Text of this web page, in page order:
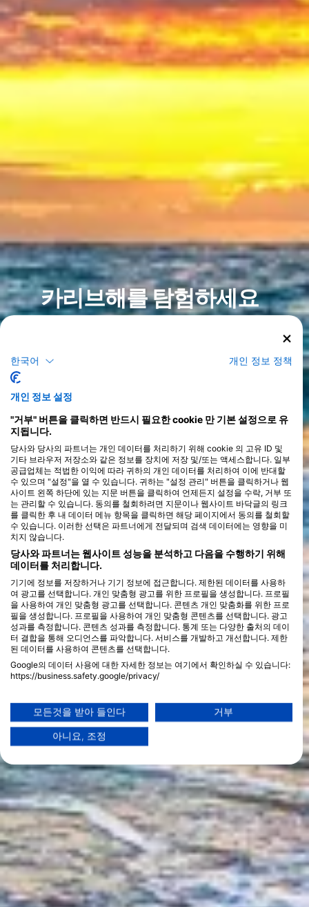
카리브해를 탐험하세요
치는 산호초를 자랑하는, 비교할 수 없는 수중 모험을 선사합니다.
따뜻하고 맑은 이 지역의 바닷물은 장난기 넘치는 돌고래와 위풍당
당한 바다거북부터 화려한 산호초 물고기와 신비로운 해마에 이르
기까지 눈부신 생물들의 서식지입니다. 아름다운 산호 정원, 웅장한
해저 절벽, 그리고 역사적인 난파선 등 카리브해만의 독특한 지형은
모든 경험 수준의 다이버들에게 다양한 다이빙 환경을 제공합니다.
절벽을 따라 펼쳐지는 스릴 넘치는 조류 다이빙이든, 얕은 산호초를
고요하게 탐험하는 것이든, 카리브해의 수중 풍경은 매혹적이면서
카리브해는 해안 다이빙부터 심해의 깨끗한 자연 그대로의 장소로
다이버들을 실어 나르는 보트 다이빙, 그리고 외딴 지역을 장기간
탐험할 수 있는 라이브어보드 투어까지 다양한 다이빙 스타일로 유
명합니다. 고래상어의 이동과 같은 계절별 특징은 카리브해의 매력
을 더하며, 이 온순한 거대 해양 생물과의 잊지 못할 만남을 선사합
니다. 또한, 일부 지역은 뛰어난 야간 다이빙으로 유명하여, 다이버
들은 밤의 바다가 선사하는 신비로운 광경을 목격하며 모험과 발견
의 즐거움을 만끽할 수 있습니다. 이처럼 풍부한 경험을 제공하는
카리브해는 전 세계 다이버들에게 꿈의 목적지로 남아 있습니다.
한국어 개인 정보 정책
개인 정보 설정
"거부" 버튼을 클릭하면 반드시 필요한 cookie 만 기본 설정으로 유
지됩니다.
당사와 당사의 파트너는 개인 데이터를 처리하기 위해 cookie 의 고유 ID 및
기타 브라우저 저장소와 같은 정보를 장치에 저장 및/또는 액세스합니다. 일부
공급업체는 적법한 이익에 따라 귀하의 개인 데이터를 처리하여 이에 반대할
수 있으며 "설정"을 열 수 있습니다. 귀하는 "설정 관리" 버튼을 클릭하거나 웹
사이트 왼쪽 하단에 있는 지문 버튼을 클릭하여 언제든지 설정을 수락, 거부 또
는 관리할 수 있습니다. 동의를 철회하려면 지문이나 웹사이트 바닥글의 링크
를 클릭한 후 내 데이터 메뉴 항목을 클릭하면 해당 페이지에서 동의를 철회할
수 있습니다. 이러한 선택은 파트너에게 전달되며 검색 데이터에는 영향을 미
치지 않습니다.
당사와 파트너는 웹사이트 성능을 분석하고 다음을 수행하기 위해
데이터를 처리합니다.
기기에 정보를 저장하거나 기기 정보에 접근합니다. 제한된 데이터를 사용하
여 광고를 선택합니다. 개인 맞춤형 광고를 위한 프로필을 생성합니다. 프로필
을 사용하여 개인 맞춤형 광고를 선택합니다. 콘텐츠 개인 맞춤화를 위한 프로
필을 생성합니다. 프로필을 사용하여 개인 맞춤형 콘텐츠를 선택합니다. 광고
성과를 측정합니다. 콘텐츠 성과를 측정합니다. 통계 또는 다양한 출처의 데이
터 결합을 통해 오디언스를 파악합니다. 서비스를 개발하고 개선합니다. 제한
된 데이터를 사용하여 콘텐츠를 선택합니다.
Google의 데이터 사용에 대한 자세한 정보는 여기에서 확인하실 수 있습니다:
https://business.safety.google/privacy/
귀하의 동의와 cookie 정책은 이 웹사이트/앱에만 적용됩니다.
파트너 목록 보기 (1 IAB 벤더)
당사는 귀하의 데이터를 다음 목적으로 사용합니다:
Store and/or access information on a device
Use limited data to select advertising
Create profiles for personalised advertising
Use profiles to select personalised
advertising
Create profiles to personalise content
모든것을 받아 들인다 거부
아니요, 조정